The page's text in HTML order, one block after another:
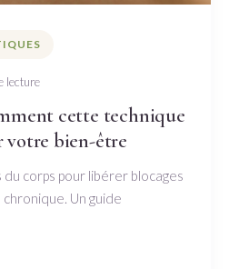
lecture
cette technique
bien-être
corps pour libérer blocages
Un guide